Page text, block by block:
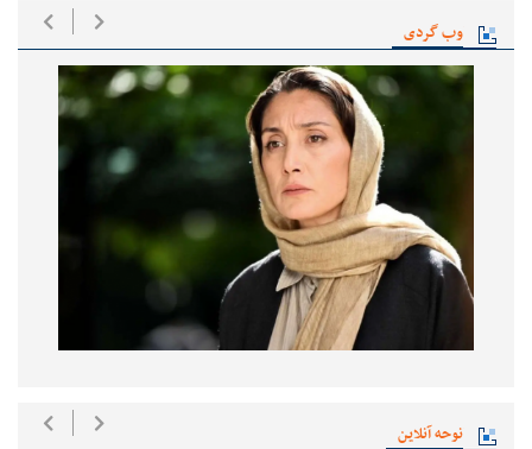
وب گردی
نوحه آنلاین